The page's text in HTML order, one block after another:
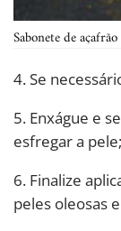
Sabonete de
4. Se
5. Enxágue e
esfregar a pele;
6. Finalize
peles oleosas